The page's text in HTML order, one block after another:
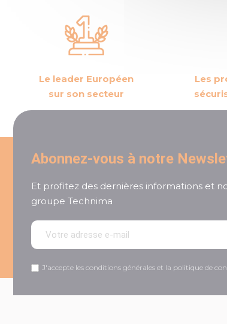
Le leader Européen
sur son secteur
Les
Abonnez-vous à notre
Et profitez des dernières informations et
groupe Technima
J'accepte les conditions générales et la politique de